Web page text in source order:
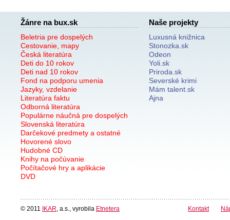
Žánre na bux.sk
Beletria pre dospelých
Cestovanie, mapy
Česká literatúra
Deti do 10 rokov
Deti nad 10 rokov
Fond na podporu umenia
Jazyky, vzdelanie
Literatúra faktu
Odborná literatúra
Populárne náučná pre dospelých
Slovenská literatúra
Darčekové predmety a ostatné
Hovorené slovo
Hudobné CD
Knihy na počúvanie
Počítačové hry a aplikácie
DVD
Naše projekty
Luxusná knižnica
Stonozka.sk
Odeon
Yoli.sk
Priroda.sk
Severské krimi
Mám talent.sk
Ajna
© 2011 IKAR , a.s., vyrobila Etnetera Kontakt